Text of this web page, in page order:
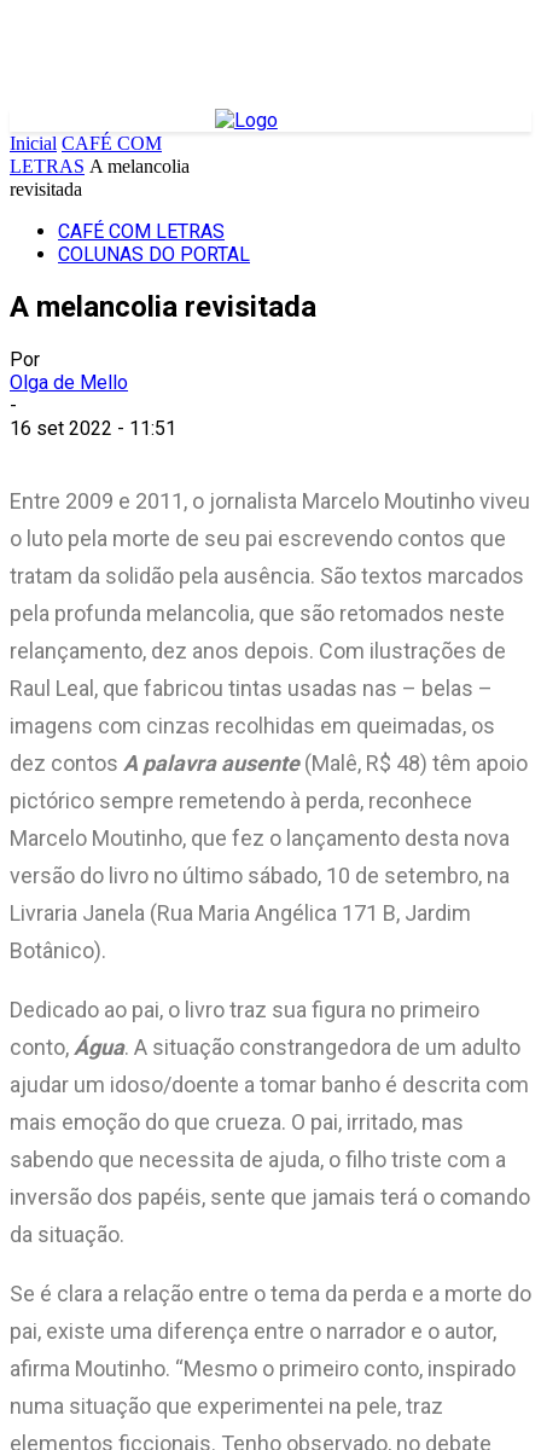
Inicial CAFÉ COM
LETRAS A melancolia
revisitada
CAFÉ COM LETRAS
COLUNAS DO PORTAL
A melancolia revisitada
Por
Olga de Mello
-
16 set 2022 - 11:51
Entre 2009 e 2011, o jornalista Marcelo Moutinho viveu
o luto pela morte de seu pai escrevendo contos que
tratam da solidão pela ausência. São textos marcados
pela profunda melancolia, que são retomados neste
relançamento, dez anos depois. Com ilustrações de
Raul Leal, que fabricou tintas usadas nas – belas –
imagens com cinzas recolhidas em queimadas, os
dez contos A palavra ausente(Malê, R$ 48) têm apoio
pictórico sempre remetendo à perda, reconhece
Marcelo Moutinho, que fez o lançamento desta nova
versão do livro no último sábado, 10 de setembro, na
Livraria Janela (Rua Maria Angélica 171 B, Jardim
Botânico).
Dedicado ao pai, o livro traz sua figura no primeiro
conto, Água. A situação constrangedora de um adulto
ajudar um idoso/doente a tomar banho é descrita com
mais emoção do que crueza. O pai, irritado, mas
sabendo que necessita de ajuda, o filho triste com a
inversão dos papéis, sente que jamais terá o comando
da situação.
Se é clara a relação entre o tema da perda e a morte do
pai, existe uma diferença entre o narrador e o autor,
afirma Moutinho. “Mesmo o primeiro conto, inspirado
numa situação que experimentei na pele, traz
elementos ficcionais. Tenho observado, no debate